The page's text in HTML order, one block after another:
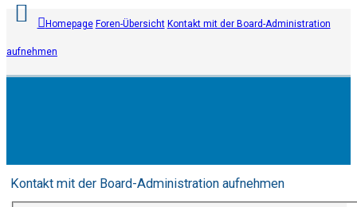
Unbeantwortete
Themen
Homepage Foren-Übersicht Kontakt mit der Board-Administration
aufnehmen
Kontakt mit der Board-Administration aufnehmen